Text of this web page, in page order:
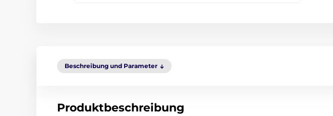
Beschreibung und Parameter
Produktbeschreibung